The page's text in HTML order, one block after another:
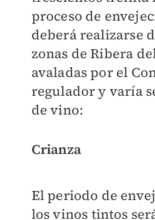
proceso de
deberá realizarse
zonas de Ribera
avaladas por el
regulador y varía
de vino:
Crianza
El periodo de
los vinos tintos